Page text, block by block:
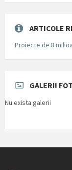
ARTICOLE
Proiecte de 8
GALERII
Nu exista galerii